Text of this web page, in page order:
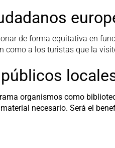
de forma equitativa en
como a los turistas que la
organismos como
necesario. Será el